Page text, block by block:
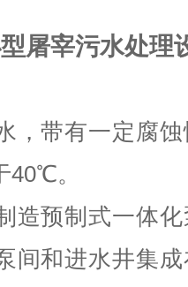
屠宰污水处理
，带有一定腐
40℃。
造预制式一体
间和进水井集